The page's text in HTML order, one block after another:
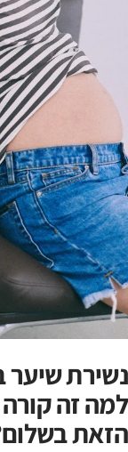
נשירת שיער
למה זה
הזאת